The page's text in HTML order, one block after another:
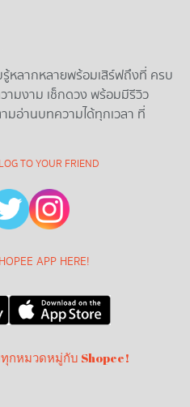
รู้หลากหลายพร้อมเสิร์ฟถึงที่ ครบ
ามงาม เช็กดวง พร้อมมีรีวิว
มอ่านบทความได้ทุกเวลา ที่
TO YOUR FRIEND
APP HERE!
กหมวดหมู่กับ Shopee!